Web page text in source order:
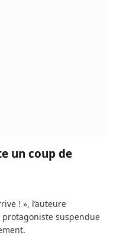
un coup de
! », l’auteure
protagoniste suspendue